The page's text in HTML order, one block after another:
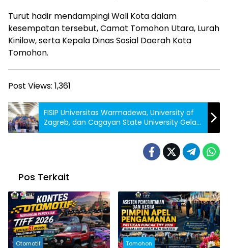
Turut hadir mendampingi Wali Kota dalam
kesempatan tersebut, Camat Tomohon Utara, Lurah
Kinilow, serta Kepala Dinas Sosial Daerah Kota
Tomohon.
Post Views: 1,361
FISIP Universitas Warmadewa, University of
Zagreb, dan Cagayan State University Gelar
Seminar Internasional Bahas Isu Keamanan
dan Politik Luar Negeri Eropa dan Asia
Pos Terkait
Otomotif Tomohon